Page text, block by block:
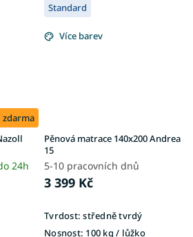
zdarma
24h
Standard
Více barev
Pěnová matrace 140x200 Andrea
15
5-10 pracovních dnů
3 399 Kč
Tvrdost: středně tvrdý
Nosnost: 100 kg ​​​​​/ lůžko